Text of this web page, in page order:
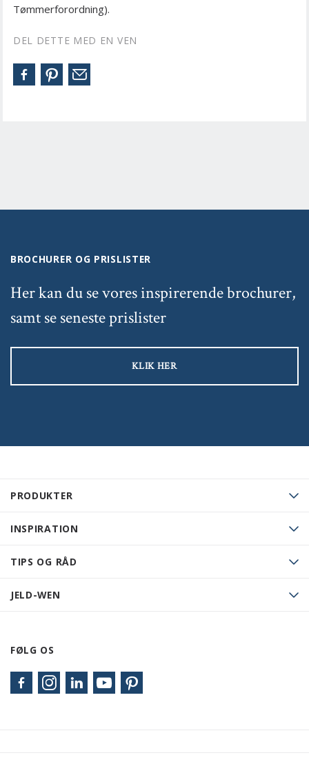
Tømmerforordning).
DEL DETTE MED EN VEN
PRODUKTER
INSPIRATION
TIPS OG RÅD
JELD-WEN
FØLG OS
BROCHURER OG PRISLISTER
Her kan du se vores inspirerende brochurer,
samt se seneste prislister
KLIK HER